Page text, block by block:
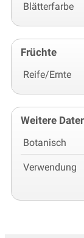
Blätterfarbe
Früchte
Reife/Ernte
Weitere
Botanisch
Verwendung